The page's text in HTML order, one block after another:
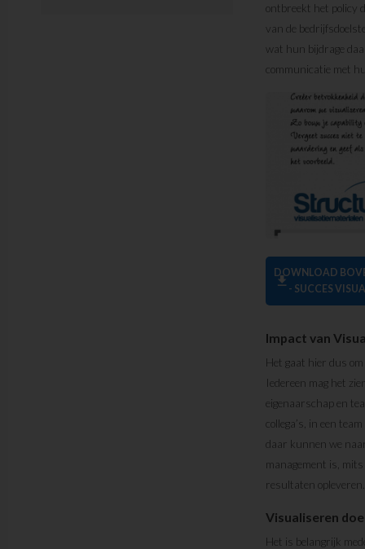
ontbreekt het policy
van de
wat hun bijdrage
communicatie met
download
DOWNLOAD
- SUCCES
Impact van
Het gaat hier dus
Iedereen mag het
eigenaarschap en
collega’s, in een
daar kunnen we
management is, mits
resultaten opleveren.
Visualiseren
Het is belangrijk